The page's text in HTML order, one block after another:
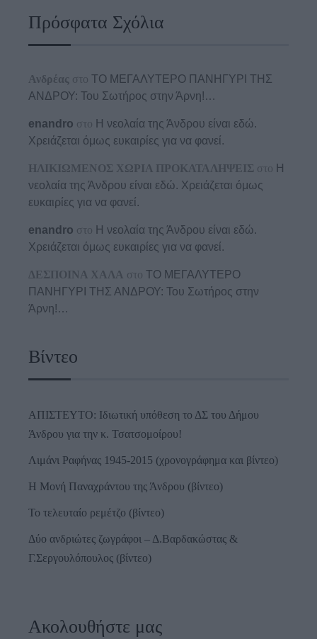
Πρόσφατα Σχόλια
Ανδρέας στο ΤΟ ΜΕΓΑΛΥΤΕΡΟ ΠΑΝΗΓΥΡΙ ΤΗΣ
ΑΝΔΡΟΥ: Του Σωτήρος στην Άρνη!…
enandro στο Η νεολαία της Άνδρου είναι εδώ.
Χρειάζεται όμως ευκαιρίες για να φανεί.
ΗΛΙΚΙΩΜΕΝΟΣ ΧΩΡΙΑ ΠΡΟΚΑΤΑΛΗΨΕΙΣ στο Η
νεολαία της Άνδρου είναι εδώ. Χρειάζεται όμως
ευκαιρίες για να φανεί.
enandro στο Η νεολαία της Άνδρου είναι εδώ.
Χρειάζεται όμως ευκαιρίες για να φανεί.
ΔΕΣΠΟΙΝΑ ΧΑΛΑ στο ΤΟ ΜΕΓΑΛΥΤΕΡΟ
ΠΑΝΗΓΥΡΙ ΤΗΣ ΑΝΔΡΟΥ: Του Σωτήρος στην
Άρνη!…
Βίντεο
ΑΠΙΣΤΕΥΤΟ: Ιδιωτική υπόθεση το ΔΣ του Δήμου
Άνδρου για την κ. Τσατσομοίρου!
Λιμάνι Ραφήνας 1945-2015 (χρονογράφημα και βίντεο)
Η Μονή Παναχράντου της Άνδρου (βίντεο)
Το τελευταίο ρεμέτζο (βίντεο)
Δύο ανδριώτες ζωγράφοι – Δ.Βαρδακώστας &
Γ.Σεργουλόπουλος (βίντεο)
Ακολουθήστε μας